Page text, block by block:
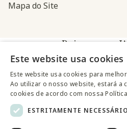
Mapa do Site
Baixe o app
Este website usa cookies
Este website usa cookies para
Ao utilizar o nosso website, estará a
cookies de acordo com nossa
ESTRITAMENTE